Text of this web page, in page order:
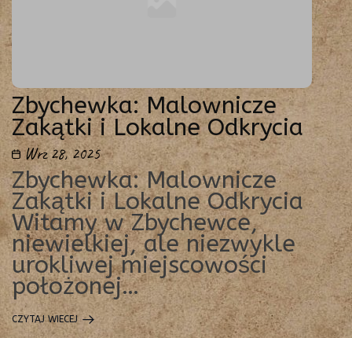
Zbychewka: Malownicze
Zakątki i Lokalne Odkrycia
Wrz 28, 2025
Zbychewka: Malownicze
Zakątki i Lokalne Odkrycia
Witamy w Zbychewce,
niewielkiej, ale niezwykle
urokliwej miejscowości
położonej…
CZYTAJ WIECEJ